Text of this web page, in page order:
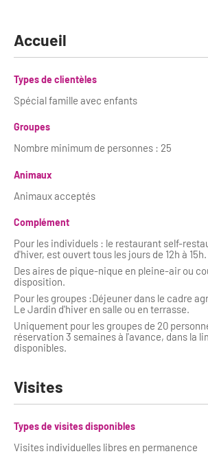
Accueil
Types de clientèles
Spécial famille avec enfants
Groupes
Nombre minimum de personnes : 25
Animaux
Animaux acceptés
Complément
Pour les individuels : le restaurant self-
d'hiver, est ouvert tous les jours de 12h à 15h.
Des aires de pique-nique en pleine-air ou
disposition.
Pour les groupes :Déjeuner dans le cadre
Le Jardin d'hiver en salle ou en terrasse.
Uniquement pour les groupes de 20
réservation 3 semaines à l'avance, dans la
disponibles.
Visites
Types de visites disponibles
Visites individuelles libres en permanence